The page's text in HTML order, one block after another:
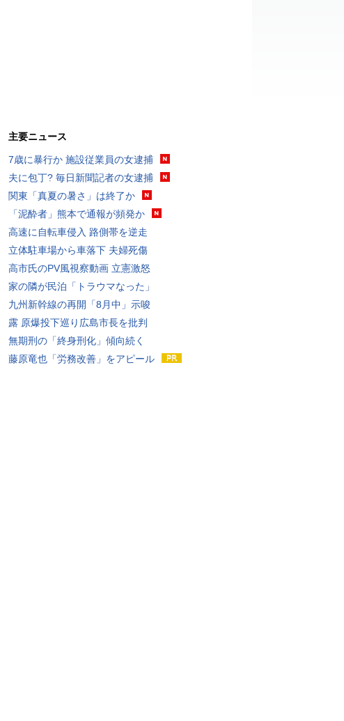
主要ニュース
7歳に暴行か 施設従業員の女逮捕
夫に包丁? 毎日新聞記者の女逮捕
関東「真夏の暑さ」は終了か
「泥酔者」熊本で通報が頻発か
高速に自転車侵入 路側帯を逆走
立体駐車場から車落下 夫婦死傷
高市氏のPV風視察動画 立憲激怒
家の隣が民泊「トラウマなった」
九州新幹線の再開「8月中」示唆
露 原爆投下巡り広島市長を批判
無期刑の「終身刑化」傾向続く
藤原竜也「労務改善」をアピール